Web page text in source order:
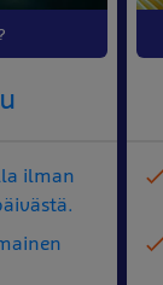
ilman